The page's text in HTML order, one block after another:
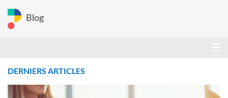
Blog
DERNIERS ARTICLES